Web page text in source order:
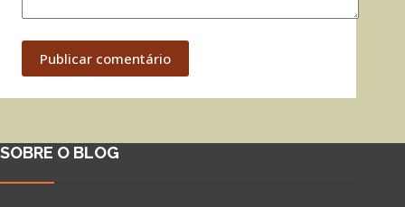
Publicar comentário
SOBRE O BLOG